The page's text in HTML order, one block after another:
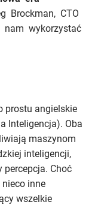
Brockman, CTO
nam wykorzystać
prostu angielskie
Inteligencja). Oba
maszynom
inteligencji,
percepcja. Choć
inne
wszelkie